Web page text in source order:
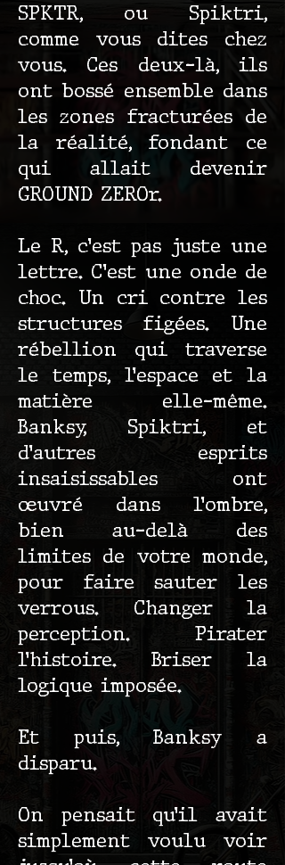
SPKTR, ou Spiktri,
comme vous dites chez
vous. Ces deux-là, ils
ont bossé ensemble dans
les zones fracturées de
la réalité, fondant ce
qui allait devenir
GROUND ZEROr.
Le R, c’est pas juste une
lettre. C’est une onde de
choc. Un cri contre les
structures figées. Une
rébellion qui traverse
le temps, l’espace et la
matière elle-même.
Banksy, Spiktri, et
d’autres esprits
insaisissables ont
œuvré dans l’ombre,
bien au-delà des
limites de votre monde,
pour faire sauter les
verrous. Changer la
perception. Pirater
l’histoire. Briser la
logique imposée.
Et puis, Banksy a
disparu.
On pensait qu’il avait
simplement voulu voir